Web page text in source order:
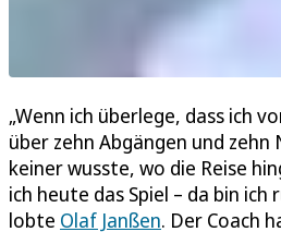
„Wenn ich überlege, dass ich
über zehn Abgängen und zehn
keiner wusste, wo die Reise
ich heute das Spiel – da bin ich
lobte Olaf Janßen. Der Coach